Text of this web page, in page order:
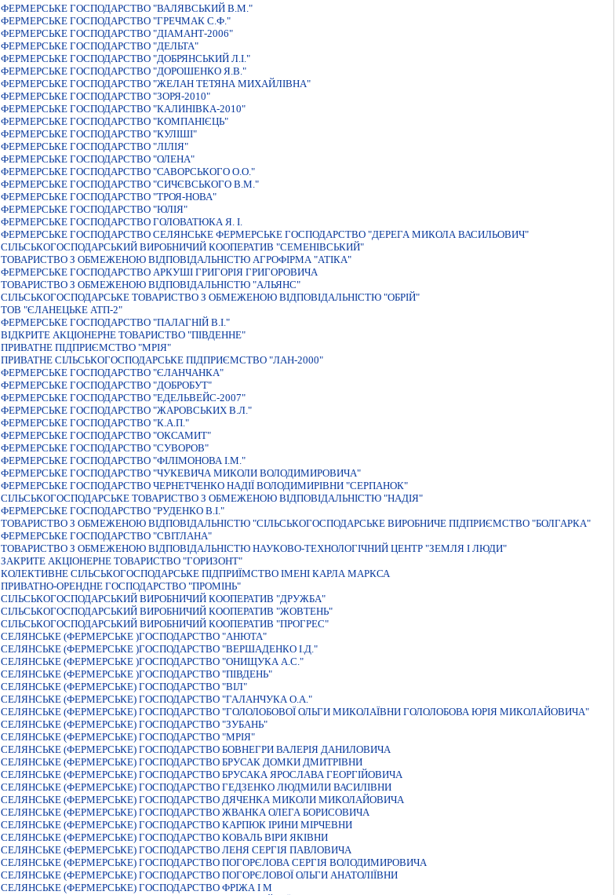
ФЕРМЕРСЬКЕ ГОСПОДАРСТВО "ВАЛЯВСЬКИЙ В.М."
ФЕРМЕРСЬКЕ ГОСПОДАРСТВО "ГРЕЧМАК С.Ф."
ФЕРМЕРСЬКЕ ГОСПОДАРСТВО "ДІАМАНТ-2006"
ФЕРМЕРСЬКЕ ГОСПОДАРСТВО "ДЕЛЬТА"
ФЕРМЕРСЬКЕ ГОСПОДАРСТВО "ДОБРЯНСЬКИЙ Л.I."
ФЕРМЕРСЬКЕ ГОСПОДАРСТВО "ДОРОШЕНКО Я.В."
ФЕРМЕРСЬКЕ ГОСПОДАРСТВО "ЖЕЛАН ТЕТЯНА МИХАЙЛIВНА"
ФЕРМЕРСЬКЕ ГОСПОДАРСТВО "ЗОРЯ-2010"
ФЕРМЕРСЬКЕ ГОСПОДАРСТВО "КАЛИНIВКА-2010"
ФЕРМЕРСЬКЕ ГОСПОДАРСТВО "КОМПАНIЄЦЬ"
ФЕРМЕРСЬКЕ ГОСПОДАРСТВО "КУЛIШI"
ФЕРМЕРСЬКЕ ГОСПОДАРСТВО "ЛIЛIЯ"
ФЕРМЕРСЬКЕ ГОСПОДАРСТВО "ОЛЕНА"
ФЕРМЕРСЬКЕ ГОСПОДАРСТВО "САВОРСЬКОГО О.О."
ФЕРМЕРСЬКЕ ГОСПОДАРСТВО "СИЧЄВСЬКОГО В.М."
ФЕРМЕРСЬКЕ ГОСПОДАРСТВО "ТРОЯ-НОВА"
ФЕРМЕРСЬКЕ ГОСПОДАРСТВО "ЮЛIЯ"
ФЕРМЕРСЬКЕ ГОСПОДАРСТВО ГОЛОВАТЮКА Я. I.
ФЕРМЕРСЬКЕ ГОСПОДАРСТВО СЕЛЯНСЬКЕ ФЕРМЕРСЬКЕ ГОСПОДАРСТВО "ДЕРЕГА МИКОЛА ВАСИЛЬОВИЧ"
СІЛЬСЬКОГОСПОДАРСЬКИЙ ВИРОБНИЧИЙ КООПЕРАТИВ "СЕМЕНІВСЬКИЙ"
ТОВАРИСТВО З ОБМЕЖЕНОЮ ВIДПОВIДАЛЬНIСТЮ АГРОФIРМА "АТIКА"
ФЕРМЕРСЬКЕ ГОСПОДАРСТВО АРКУШI ГРИГОРIЯ ГРИГОРОВИЧА
ТОВАРИСТВО З ОБМЕЖЕНОЮ ВIДПОВIДАЛЬНIСТЮ "АЛЬЯНС"
СIЛЬСЬКОГОСПОДАРСЬКЕ ТОВАРИСТВО З ОБМЕЖЕНОЮ ВIДПОВIДАЛЬНIСТЮ "ОБРIЙ"
ТОВ "ЄЛАНЕЦЬКЕ АТП-2"
ФЕРМЕРСЬКЕ ГОСПОДАРСТВО "ПАЛАГНIЙ В.I."
ВІДКРИТЕ АКЦІОНЕРНЕ ТОВАРИСТВО "ПІВДЕННЕ"
ПРИВАТНЕ ПIДПРИЄМСТВО "МРIЯ"
ПРИВАТНЕ СIЛЬСЬКОГОСПОДАРСЬКЕ ПIДПРИЄМСТВО "ЛАН-2000"
ФЕРМЕРСЬКЕ ГОСПОДАРСТВО "ЄЛАНЧАНКА"
ФЕРМЕРСЬКЕ ГОСПОДАРСТВО "ДОБРОБУТ"
ФЕРМЕРСЬКЕ ГОСПОДАРСТВО "ЕДЕЛЬВЕЙС-2007"
ФЕРМЕРСЬКЕ ГОСПОДАРСТВО "ЖАРОВСЬКИХ В.Л."
ФЕРМЕРСЬКЕ ГОСПОДАРСТВО "К.А.П."
ФЕРМЕРСЬКЕ ГОСПОДАРСТВО "ОКСАМИТ"
ФЕРМЕРСЬКЕ ГОСПОДАРСТВО "СУВОРОВ"
ФЕРМЕРСЬКЕ ГОСПОДАРСТВО "ФIЛIМОНОВА I.М."
ФЕРМЕРСЬКЕ ГОСПОДАРСТВО "ЧУКЕВИЧА МИКОЛИ ВОЛОДИМИРОВИЧА"
ФЕРМЕРСЬКЕ ГОСПОДАРСТВО ЧЕРНЕТЧЕНКО НАДIЇ ВОЛОДИМИРIВНИ "СЕРПАНОК"
СIЛЬСЬКОГОСПОДАРСЬКЕ ТОВАРИСТВО З ОБМЕЖЕНОЮ ВIДПОВIДАЛЬНIСТЮ "НАДIЯ"
ФЕРМЕРСЬКЕ ГОСПОДАРСТВО "РУДЕНКО В.I."
ТОВАРИСТВО З ОБМЕЖЕНОЮ ВІДПОВІДАЛЬНІСТЮ "СІЛЬСЬКОГОСПОДАРСЬКЕ ВИРОБНИЧЕ ПІДПРИЄМСТВО "БОЛГАРКА"
ФЕРМЕРСЬКЕ ГОСПОДАРСТВО "СВIТЛАНА"
ТОВАРИСТВО З ОБМЕЖЕНОЮ ВIДПОВIДАЛЬНIСТЮ НАУКОВО-ТЕХНОЛОГIЧНИЙ ЦЕНТР "ЗЕМЛЯ I ЛЮДИ"
ЗАКРИТЕ АКЦIОНЕРНЕ ТОВАРИСТВО "ГОРИЗОНТ"
КОЛЕКТИВНЕ СIЛЬСЬКОГОСПОДАРСЬКЕ ПIДПРИЇМСТВО IМЕНI КАРЛА МАРКСА
ПРИВАТНО-ОРЕНДНЕ ГОСПОДАРСТВО "ПРОМІНЬ"
СІЛЬСЬКОГОСПОДАРСЬКИЙ ВИРОБНИЧИЙ КООПЕРАТИВ "ДРУЖБА"
СІЛЬСЬКОГОСПОДАРСЬКИЙ ВИРОБНИЧИЙ КООПЕРАТИВ "ЖОВТЕНЬ"
СІЛЬСЬКОГОСПОДАРСЬКИЙ ВИРОБНИЧИЙ КООПЕРАТИВ "ПРОГРЕС"
СЕЛЯНСЬКЕ (ФЕРМЕРСЬКЕ )ГОСПОДАРСТВО "АНЮТА"
СЕЛЯНСЬКЕ (ФЕРМЕРСЬКЕ )ГОСПОДАРСТВО "ВЕРШАДЕНКО I.Д."
СЕЛЯНСЬКЕ (ФЕРМЕРСЬКЕ )ГОСПОДАРСТВО "ОНИЩУКА А.С."
СЕЛЯНСЬКЕ (ФЕРМЕРСЬКЕ )ГОСПОДАРСТВО "ПIВДЕНЬ"
СЕЛЯНСЬКЕ (ФЕРМЕРСЬКЕ) ГОСПОДАРСТВО "ВIЛ"
СЕЛЯНСЬКЕ (ФЕРМЕРСЬКЕ) ГОСПОДАРСТВО "ГАЛАНЧУКА О.А."
СЕЛЯНСЬКЕ (ФЕРМЕРСЬКЕ) ГОСПОДАРСТВО "ГОЛОЛОБОВОЇ ОЛЬГИ МИКОЛАЇВНИ ГОЛОЛОБОВА ЮРIЯ МИКОЛАЙОВИЧА"
СЕЛЯНСЬКЕ (ФЕРМЕРСЬКЕ) ГОСПОДАРСТВО "ЗУБАНЬ"
СЕЛЯНСЬКЕ (ФЕРМЕРСЬКЕ) ГОСПОДАРСТВО "МРIЯ"
СЕЛЯНСЬКЕ (ФЕРМЕРСЬКЕ) ГОСПОДАРСТВО БОВНЕГРИ ВАЛЕРIЯ ДАНИЛОВИЧА
СЕЛЯНСЬКЕ (ФЕРМЕРСЬКЕ) ГОСПОДАРСТВО БРУСАК ДОМКИ ДМИТРIВНИ
СЕЛЯНСЬКЕ (ФЕРМЕРСЬКЕ) ГОСПОДАРСТВО БРУСАКА ЯРОСЛАВА ГЕОРГIЙОВИЧА
СЕЛЯНСЬКЕ (ФЕРМЕРСЬКЕ) ГОСПОДАРСТВО ГЕДЗЕНКО ЛЮДМИЛИ ВАСИЛIВНИ
СЕЛЯНСЬКЕ (ФЕРМЕРСЬКЕ) ГОСПОДАРСТВО ДЯЧЕНКА МИКОЛИ МИКОЛАЙОВИЧА
СЕЛЯНСЬКЕ (ФЕРМЕРСЬКЕ) ГОСПОДАРСТВО ЖВАНКА ОЛЕГА БОРИСОВИЧА
СЕЛЯНСЬКЕ (ФЕРМЕРСЬКЕ) ГОСПОДАРСТВО КАРПЮК IРИНИ МIРЧЕВНИ
СЕЛЯНСЬКЕ (ФЕРМЕРСЬКЕ) ГОСПОДАРСТВО КОВАЛЬ ВIРИ ЯКIВНИ
СЕЛЯНСЬКЕ (ФЕРМЕРСЬКЕ) ГОСПОДАРСТВО ЛЕНЯ СЕРГIЯ ПАВЛОВИЧА
СЕЛЯНСЬКЕ (ФЕРМЕРСЬКЕ) ГОСПОДАРСТВО ПОГОРЄЛОВА СЕРГIЯ ВОЛОДИМИРОВИЧА
СЕЛЯНСЬКЕ (ФЕРМЕРСЬКЕ) ГОСПОДАРСТВО ПОГОРЄЛОВОЇ ОЛЬГИ АНАТОЛIЇВНИ
СЕЛЯНСЬКЕ (ФЕРМЕРСЬКЕ) ГОСПОДАРСТВО ФРIЖА I М